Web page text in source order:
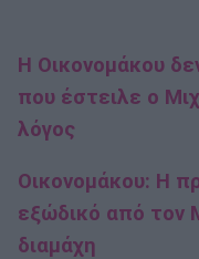
Η Οικονομάκου
που έστειλε ο
λόγος
Οικονομάκου: Η
εξώδικό από τον
διαμάχη